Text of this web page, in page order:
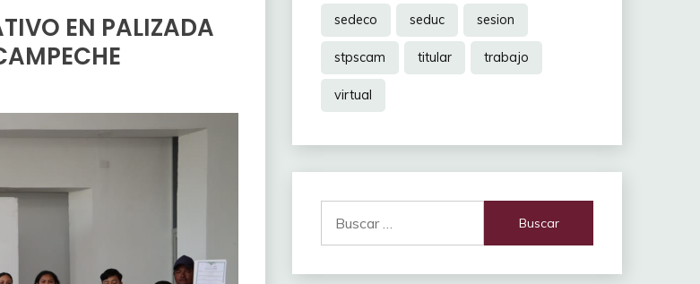
EN PALIZADA
sedeco seduc sesion
stpscam titular trabajo
virtual